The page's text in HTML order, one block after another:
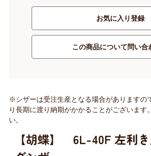
お気に入り登録
この商品について問い合
※シザーは受注生産となる場合がありますの
り長期に渡り納期がかかることがございます
い。
【胡蝶】 6L-40F 左利